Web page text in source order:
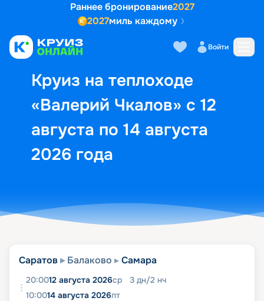
Раннее бронирование2027
2027миль каждому
Войти
Круиз на теплоходе
«Валерий Чкалов» с 12
августа по 14 августа
2026 года
Выбор кают Маршрут и
Саратов Балаково Самара
20:0012 августа 2026ср 3 дн/2 нч
10:0014 августа 2026пт